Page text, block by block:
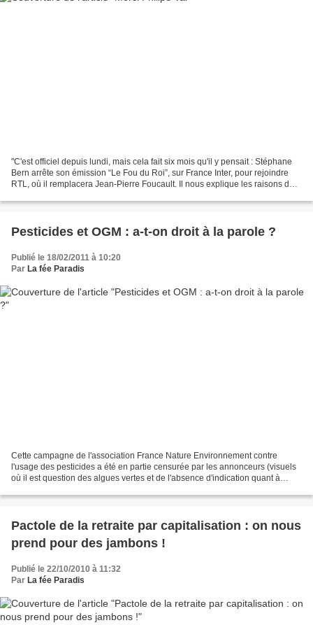
"C'est officiel depuis lundi, mais cela fait six mois qu'il y pensait : Stéphane
Bern arrête son émission “Le Fou du Roi”, sur France Inter, pour rejoindre
RTL, où il remplacera Jean-Pierre Foucault. Il nous explique les raisons de
Pesticides et OGM : a-t-on droit à la parole ?
Publié le 18/02/2011 à 10:20
Par La fée Paradis
Cette campagne de l'association France Nature Environnement contre
l'usage des pesticides a été en partie censurée par les annonceurs (visuels
où il est question des algues vertes et de l'absence d'indication quant à
Pactole de la retraite par capitalisation : on nous
prend pour des jambons !
Publié le 22/10/2010 à 11:32
Par La fée Paradis